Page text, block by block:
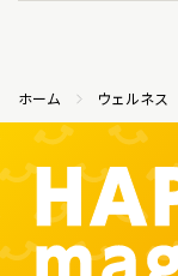
ホーム ウェルネス